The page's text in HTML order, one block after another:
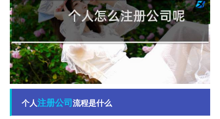
个人注册公司流程是什么